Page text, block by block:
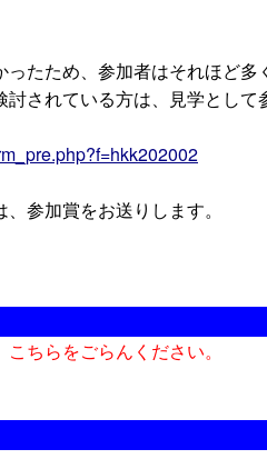
たため、参加者はそれほど多
されている方は、見学として
参加賞をお送りします。
ちらをごらんください。